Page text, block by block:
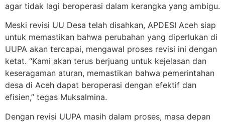
agar tidak lagi beroperasi dalam kerangka yang ambigu.
Meski revisi UU Desa telah disahkan, APDESI Aceh siap
untuk memastikan bahwa perubahan yang diperlukan di
UUPA akan tercapai, mengawal proses revisi ini dengan
ketat. “Kami akan terus berjuang untuk kejelasan dan
keseragaman aturan, memastikan bahwa pemerintahan
desa di Aceh dapat beroperasi dengan efektif dan
efisien,” tegas Muksalmina.
Dengan revisi UUPA masih dalam proses, masa depan